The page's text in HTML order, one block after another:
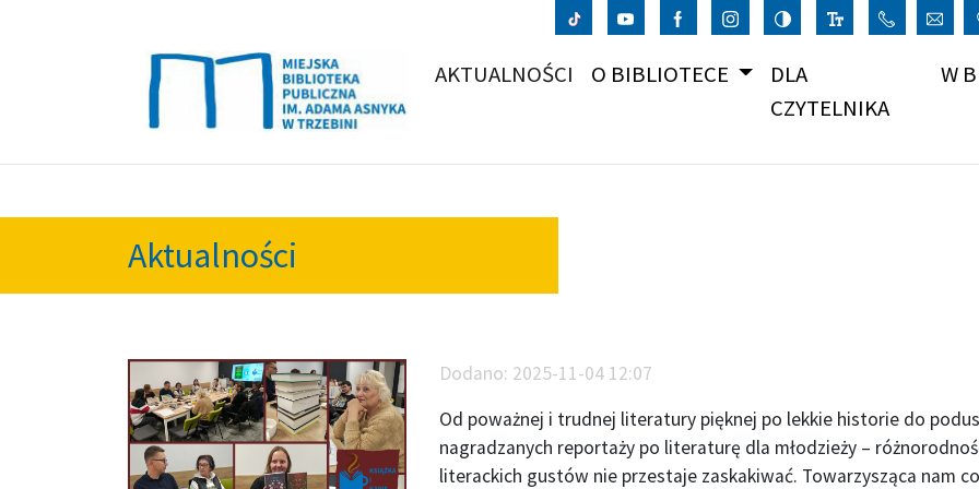
AKTUALNOŚCI (CURRENT)
O BIBLIOTECE
DLA
CZYTELNIKA
W
Aktualności
Dodano: 2025-11-04 12:07
Od poważnej i trudnej literatury pięknej po lekkie historie do
nagradzanych reportaży po literaturę dla młodzieży –
literackich gustów nie przestaje zaskakiwać. Towarzysząca nam